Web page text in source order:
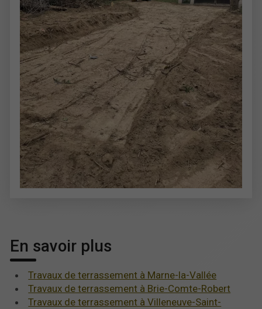
En savoir plus
Travaux de terrassement à Marne-la-Vallée
Travaux de terrassement à Brie-Comte-Robert
Travaux de terrassement à Villeneuve-Saint-